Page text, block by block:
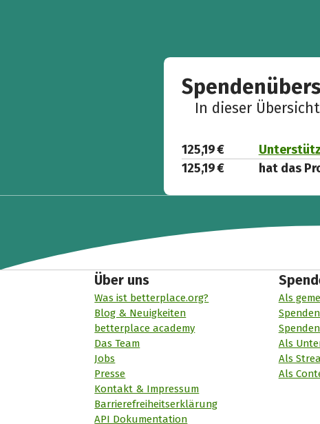
In dieser
125,19 €
125,19 €
hat das
Über uns
Was ist betterplace.org?
Blog & Neuigkeiten
betterplace academy
Das Team
Jobs
Presse
Kontakt & Impressum
Barrierefreiheitserklärung
API Dokumentation
Als
Als
Als
Als